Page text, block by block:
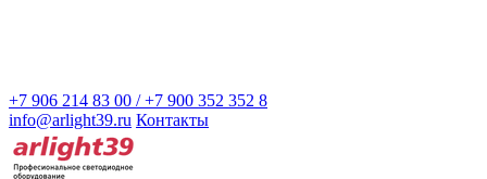
+7 906 214 83 00 / +7 900 352 352 8
info@arlight39.ru Контакты